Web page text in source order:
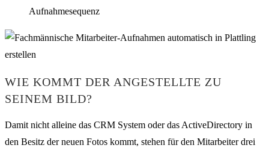
Aufnahmesequenz
WIE KOMMT DER ANGESTELLTE ZU
SEINEM BILD?
Damit nicht alleine das CRM System oder das ActiveDirectory in
den Besitz der neuen Fotos kommt, stehen für den Mitarbeiter drei